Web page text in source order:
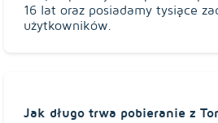
16 lat oraz posiadamy tysiące
użytkowników.
Jak długo trwa pobieranie z